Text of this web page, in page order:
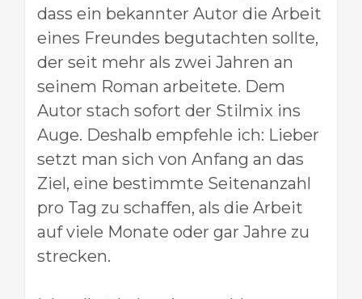
dass ein bekannter Autor die Arbeit
eines Freundes begutachten sollte,
der seit mehr als zwei Jahren an
seinem Roman arbeitete. Dem
Autor stach sofort der Stilmix ins
Auge. Deshalb empfehle ich: Lieber
setzt man sich von Anfang an das
Ziel, eine bestimmte Seitenanzahl
pro Tag zu schaffen, als die Arbeit
auf viele Monate oder gar Jahre zu
strecken.